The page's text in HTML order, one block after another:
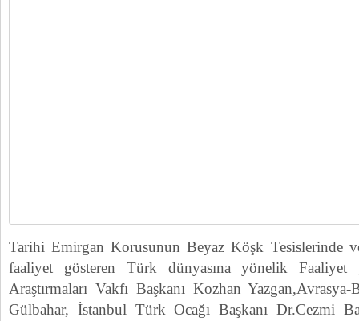
Tarihi Emirgan Korusunun Beyaz Köşk Tesislerinde
faaliyet gösteren Türk dünyasına yönelik Faaliyet
Araştırmaları Vakfı Başkanı Kozhan
Gülbahar, İstanbul Türk Ocağı Başkanı Dr.Cezmi